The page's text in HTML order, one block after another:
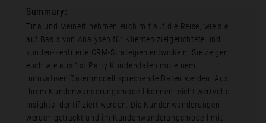
Summary:
Tina und Meinert nehmen euch mit auf die Reise, wie sie
auf Basis von Analysen für Klienten zielgerichtete und
kunden-zentrierte CRM-Strategien entwickeln. Sie zeigen
euch wie aus 1st Party Kundendaten mit einem
innovativen Datenmodell sprechende Daten werden. Aus
ihrem Kundenwanderungsmodell können leicht wertvolle
Insights identifiziert werden. Die Kundenwanderungen
werden getrackt und im Kundenwanderungsmodell mit